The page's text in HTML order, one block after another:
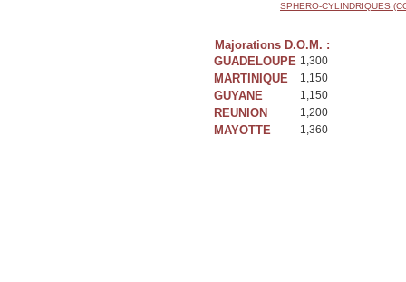
SPHERO-CYLINDRIQUES
Majorations D.O.M. :
GUADELOUPE 1,300
MARTINIQUE 1,150
GUYANE 1,150
REUNION 1,200
MAYOTTE 1,360